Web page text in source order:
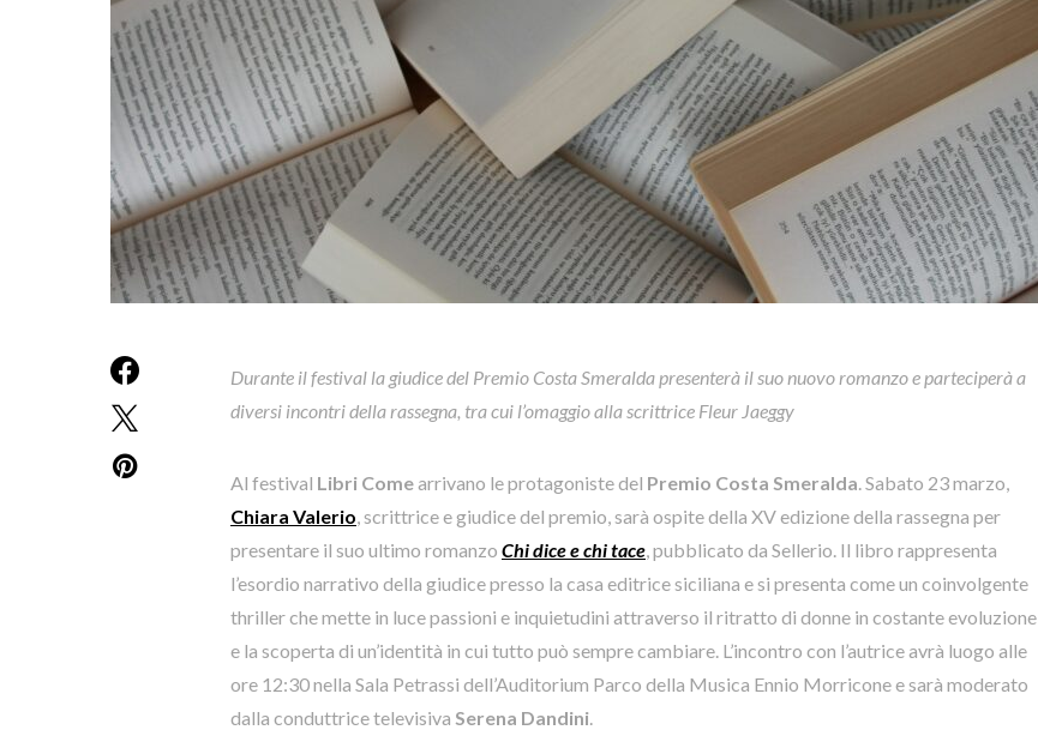
Durante il festival la giudice del Premio Costa Smeralda presenterà il suo nuovo romanzo e parteciperà a
diversi incontri della rassegna, tra cui l’omaggioallascrittrice Fleur Jaeggy
Al festival Libri Comearrivano le protagoniste del Premio Costa Smeralda. Sabato 23 marzo,
Chiara Valerio, scrittrice e giudice del premio, sarà ospite della XV edizione della rassegna per
presentare il suo ultimo romanzo Chi dice e chi tace, pubblicato da Sellerio. Il libro rappresenta
l’esordio narrativo della giudice presso la casa editrice siciliana e si presenta come un coinvolgente
thriller che mette in luce passioni e inquietudini attraverso il ritratto di donne in costante evoluzione
e la scoperta di un’identità in cui tutto può sempre cambiare. L’incontro con l’autrice avrà luogo alle
ore 12:30 nella Sala Petrassi dell’Auditorium Parco della Musica Ennio Morricone e sarà moderato
dalla conduttrice televisiva Serena Dandini.